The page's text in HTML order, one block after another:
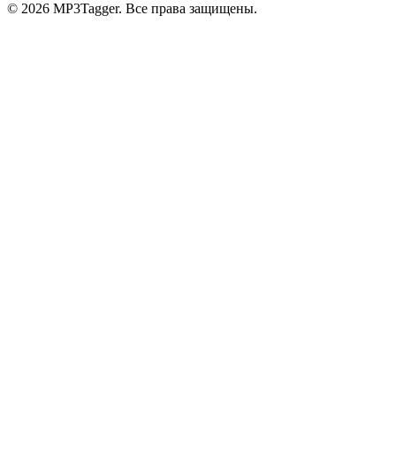
© 2026 MP3Tagger. Все права защищены.